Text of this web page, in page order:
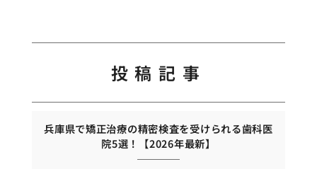
投稿記事
兵庫県で矯正治療の精密検査を受けられる歯科医
院5選！【2026年最新】